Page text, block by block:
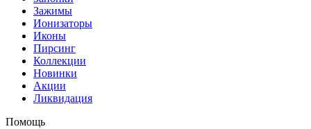
Зажимы
Ионизаторы
Иконы
Пирсинг
Коллекции
Новинки
Акции
Ликвидация
Помощь